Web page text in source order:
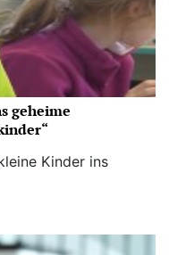
geheime
Kinder ins